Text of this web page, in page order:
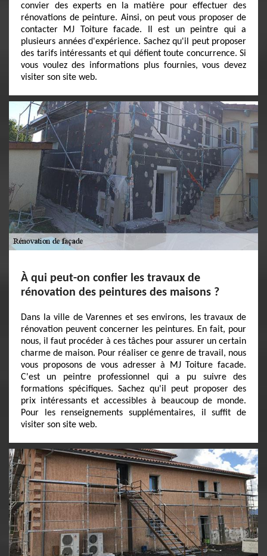
convier des experts en la matière pour effectuer des
rénovations de peinture. Ainsi, on peut vous proposer de
contacter MJ Toiture facade. Il est un peintre qui a
plusieurs années d'expérience. Sachez qu'il peut proposer
des tarifs intéressants et qui défient toute concurrence. Si
vous voulez des informations plus fournies, vous devez
visiter son site web.
À qui peut-on confier les travaux de
rénovation des peintures des maisons ?
Dans la ville de Varennes et ses environs, les travaux de
rénovation peuvent concerner les peintures. En fait, pour
nous, il faut procéder à ces tâches pour assurer un certain
charme de maison. Pour réaliser ce genre de travail, nous
vous proposons de vous adresser à MJ Toiture facade.
C'est un peintre professionnel qui a pu suivre des
formations spécifiques. Sachez qu'il peut proposer des
prix intéressants et accessibles à beaucoup de monde.
Pour les renseignements supplémentaires, il suffit de
visiter son site web.